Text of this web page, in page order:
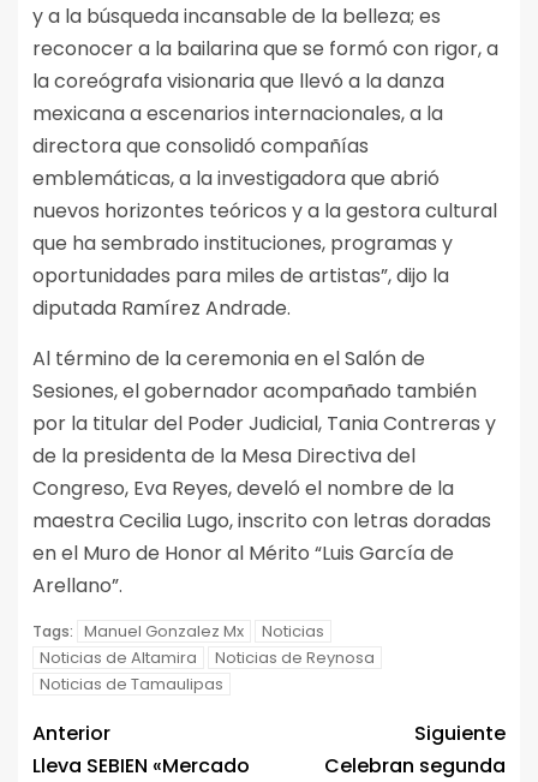
y a la búsqueda incansable de la belleza; es
reconocer a la bailarina que se formó con rigor, a
la coreógrafa visionaria que llevó a la danza
mexicana a escenarios internacionales, a la
directora que consolidó compañías
emblemáticas, a la investigadora que abrió
nuevos horizontes teóricos y a la gestora cultural
que ha sembrado instituciones, programas y
oportunidades para miles de artistas”, dijo la
diputada Ramírez Andrade.
Al término de la ceremonia en el Salón de
Sesiones, el gobernador acompañado también
por la titular del Poder Judicial, Tania Contreras y
de la presidenta de la Mesa Directiva del
Congreso, Eva Reyes, develó el nombre de la
maestra Cecilia Lugo, inscrito con letras doradas
en el Muro de Honor al Mérito “Luis García de
Arellano”.
Tags: Manuel Gonzalez Mx
Noticias
Noticias de Altamira
Noticias de Reynosa
Noticias de Tamaulipas
Anterior
Lleva SEBIEN «Mercado
Siguiente
Celebran segunda